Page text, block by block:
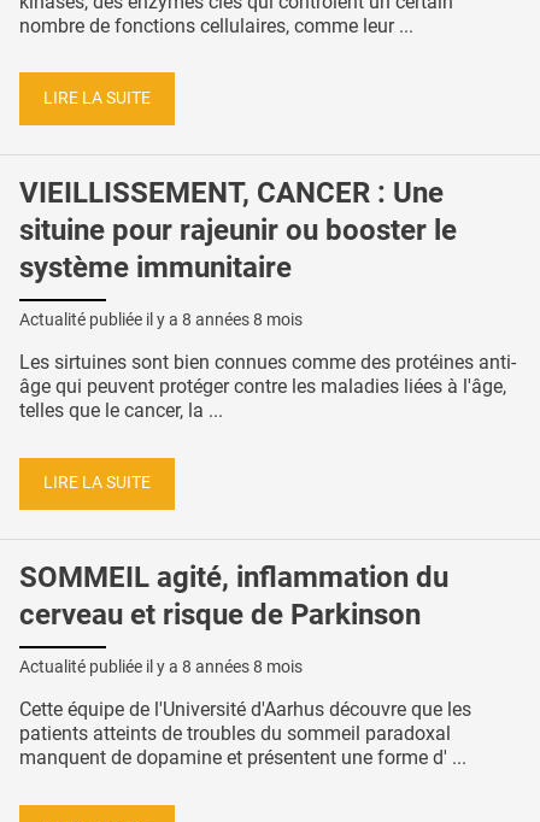
nombre de fonctions cellulaires, comme leur ...
LIRE LA SUITE
VIEILLISSEMENT, CANCER : Une
situine pour rajeunir ou booster le
système immunitaire
Actualité publiée il y a 8 années 8 mois
Les sirtuines sont bien connues comme des protéines anti-
âge qui peuvent protéger contre les maladies liées à l'âge,
telles que le cancer, la ...
LIRE LA SUITE
SOMMEIL agité, inflammation du
cerveau et risque de Parkinson
Actualité publiée il y a 8 années 8 mois
Cette équipe de l'Université d'Aarhus découvre que les
patients atteints de troubles du sommeil paradoxal
manquent de dopamine et présentent une forme d' ...